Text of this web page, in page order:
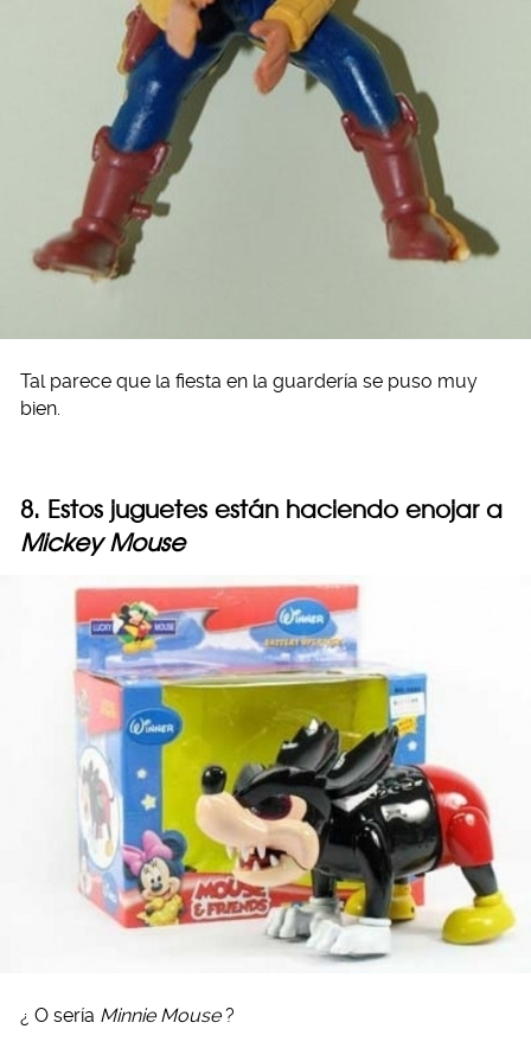
Tal parece que la fiesta en la guardería se puso muy
bien.
8. Estos juguetes están haciendo enojar a
Mickey Mouse
¿ O sería Minnie Mouse ?